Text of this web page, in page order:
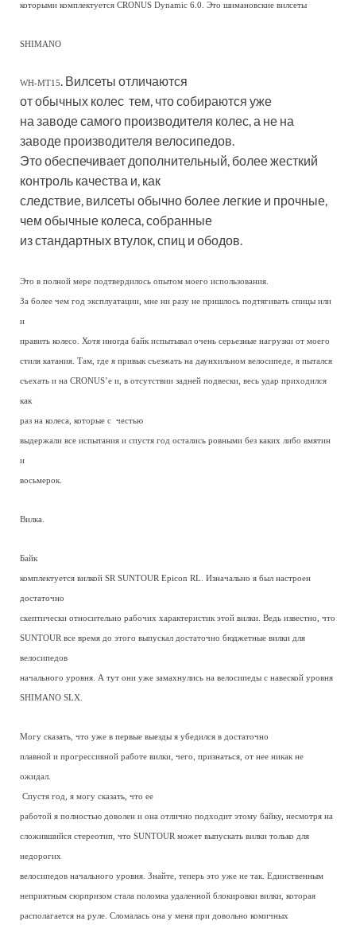
которыми комплектуется CRONUS Dynamic 6.0. Это шимановские вилсеты
SHIMANO
WH-MT15. Вилсеты отличаются
от обычных колес тем, что собираются уже
на заводе самого производителя колес, а не на
заводе производителя велосипедов.
Это обеспечивает дополнительный, более жесткий
контроль качества и, как
следствие, вилсеты обычно более легкие и прочные,
чем обычные колеса, собранные
из стандартных втулок, спиц и ободов.
Это в полной мере подтвердилось опытом моего использования.
За более чем год эксплуатации, мне ни разу не пришлось подтягивать спицы или
и
править колесо. Хотя иногда байк испытывал очень серьезные нагрузки от моего
стиля катания. Там, где я привык съезжать на даунхильном велосипеде, я пытался
съехать и на CRONUS’е и, в отсутствии задней подвески, весь удар приходился
как
раз на колеса, которые с честью
выдержали все испытания и спустя год остались ровными без каких либо вмятин
и
восьмерок.
Вилка.
Байк
комплектуется вилкой SR SUNTOUR Epicon RL. Изначально я был настроен
достаточно
скептически относительно рабочих характеристик этой вилки. Ведь известно, что
SUNTOUR все время до этого выпускал достаточно бюджетные вилки для
велосипедов
начального уровня. А тут они уже замахнулись на велосипеды с навеской уровня
SHIMANO SLX.
Могу сказать, что уже в первые выезды я убедился в достаточно
плавной и прогрессивной работе вилки, чего, признаться, от нее никак не
ожидал.
Спустя год, я могу сказать, что ее
работой я полностью доволен и она отлично подходит этому байку, несмотря на
сложившийся стереотип, что SUNTOUR может выпускать вилки только для
недорогих
велосипедов начального уровня. Знайте, теперь это уже не так. Единственным
неприятным сюрпризом стала поломка удаленной блокировки вилки, которая
располагается на руле. Сломалась она у меня при довольно комичных